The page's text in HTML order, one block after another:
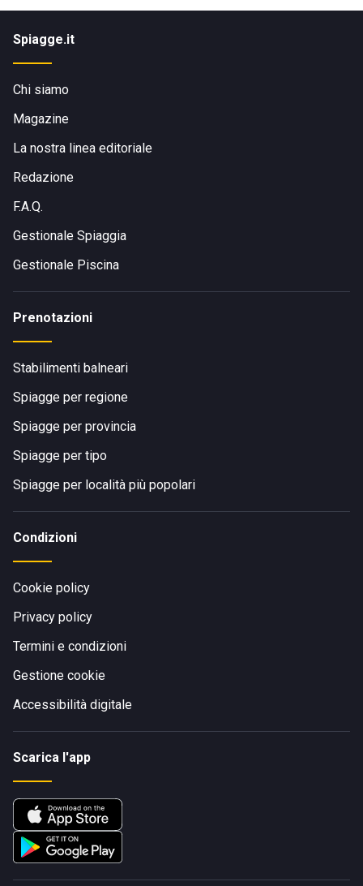
Spiagge.it
Chi siamo
Magazine
La nostra linea editoriale
Redazione
F.A.Q.
Gestionale Spiaggia
Gestionale Piscina
Prenotazioni
Stabilimenti balneari
Spiagge per regione
Spiagge per provincia
Spiagge per tipo
Spiagge per località più popolari
Condizioni
Cookie policy
Privacy policy
Termini e condizioni
Gestione cookie
Accessibilità digitale
Scarica l'app